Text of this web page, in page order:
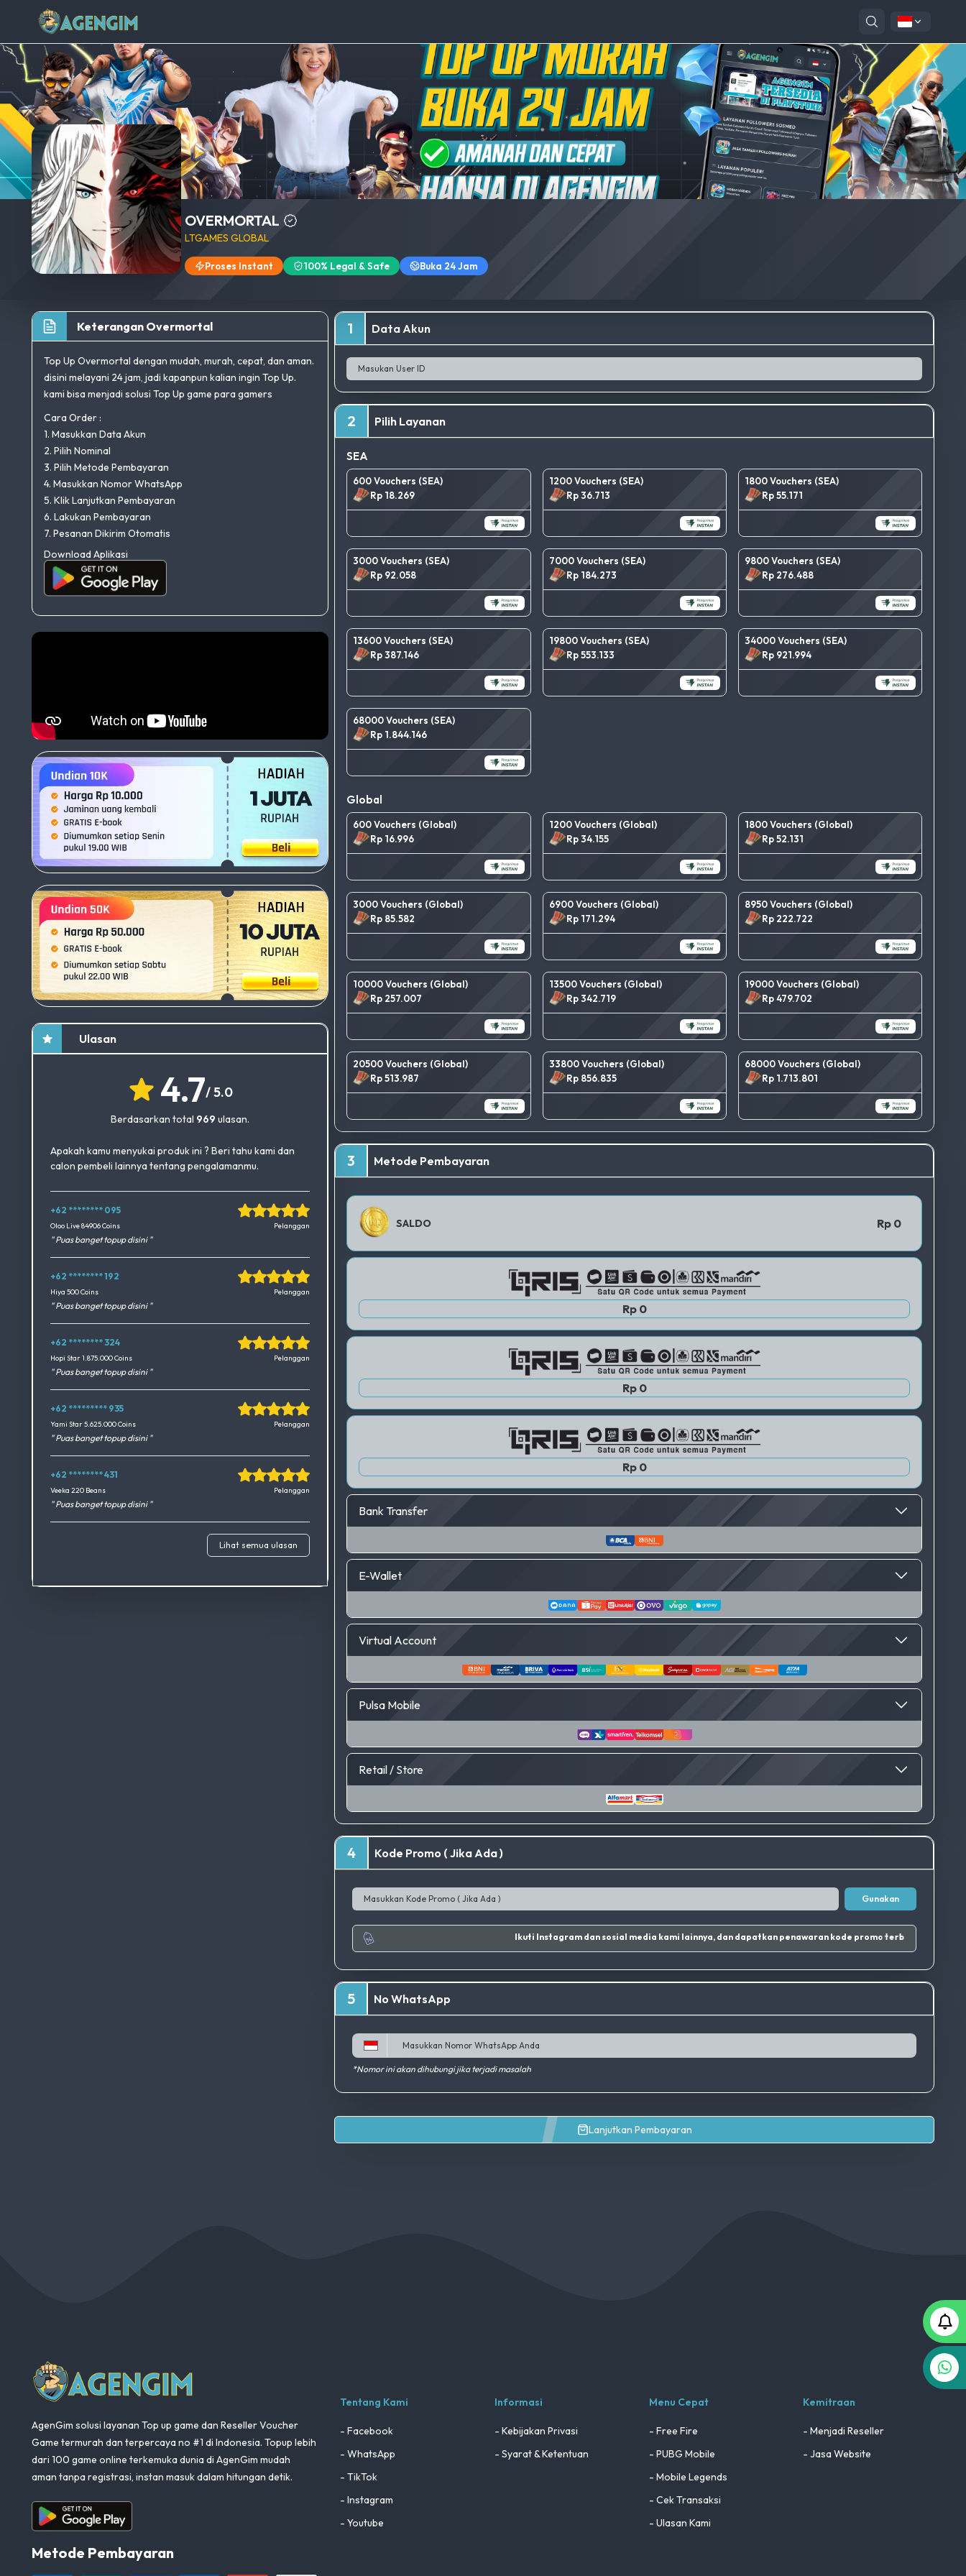
OVERMORTAL
LTGAMES GLOBAL
Proses Instant 100% Legal & Safe Buka 24 Jam
Keterangan Overmortal
Top Up Overmortal dengan mudah, murah, cepat, dan aman.
disini melayani 24 jam, jadi kapanpun kalian ingin Top Up.
kami bisa menjadi solusi Top Up game para gamers
Cara Order :
1. Masukkan Data Akun
2. Pilih Nominal
3. Pilih Metode Pembayaran
4. Masukkan Nomor WhatsApp
5. Klik Lanjutkan Pembayaran
6. Lakukan Pembayaran
7. Pesanan Dikirim Otomatis
Download Aplikasi
Ulasan
4.7/ 5.0
Berdasarkan total 969 ulasan.
Apakah kamu menyukai produk ini ? Beri tahu kami dan
calon pembeli lainnya tentang pengalamanmu.
+62 ******** 095
Okedimers Group INC
Oloo Live 84906 Coins Pelanggan
" Puas banget topup disini "
+62 ******** 192
Okedimers Group INC
Hiya 500 Coins Pelanggan
" Puas banget topup disini "
+62 ******** 324
Okedimers Group INC
Hopi Star 1.875.000 Coins Pelanggan
" Puas banget topup disini "
+62 ********* 935
Okedimers Group INC
Yami Star 5.625.000 Coins Pelanggan
" Puas banget topup disini "
+62 ******** 431
Okedimers Group INC
Veeka 220 Beans Pelanggan
" Puas banget topup disini "
Lihat semua ulasan
1 Data Akun
2 Pilih Layanan
SEA
600 Vouchers (SEA)
Rp 18.269
1200 Vouchers (SEA)
Rp 36.713
1800 Vouchers (SEA)
Rp 55.171
3000 Vouchers (SEA)
Rp 92.058
7000 Vouchers (SEA)
Rp 184.273
9800 Vouchers (SEA)
Rp 276.488
13600 Vouchers (SEA)
Rp 387.146
19800 Vouchers (SEA)
Rp 553.133
34000 Vouchers (SEA)
Rp 921.994
68000 Vouchers (SEA)
Rp 1.844.146
Global
600 Vouchers (Global)
Rp 16.996
1200 Vouchers (Global)
Rp 34.155
1800 Vouchers (Global)
Rp 52.131
3000 Vouchers (Global)
Rp 85.582
6900 Vouchers (Global)
Rp 171.294
8950 Vouchers (Global)
Rp 222.722
10000 Vouchers (Global)
Rp 257.007
13500 Vouchers (Global)
Rp 342.719
19000 Vouchers (Global)
Rp 479.702
20500 Vouchers (Global)
Rp 513.987
33800 Vouchers (Global)
Rp 856.835
68000 Vouchers (Global)
Rp 1.713.801
3 Metode Pembayaran
SALDO Rp 0
Rp 0
QRIS 1
Rp 0
QRIS 2
Rp 0
QRIS 3
Bank Transfer
E-Wallet
Virtual Account
Pulsa Mobile
Retail / Store
4 Kode Promo ( Jika Ada )
Gunakan
Ikuti Instagram dan sosial media kami lainnya, dan dapatkan penawaran kode promo terbaik. |
5 No WhatsApp
*Nomor ini akan dihubungi jika terjadi masalah
Lanjutkan Pembayaran
AgenGim
AgenGim solusi layanan Top up game dan Reseller Voucher
Game termurah dan terpercaya no #1 di Indonesia. Topup lebih
dari 100 game online terkemuka dunia di AgenGim mudah
aman tanpa registrasi, instan masuk dalam hitungan detik.
Aplikasi Android
Metode Pembayaran
Tentang Kami
- Facebook
- WhatsApp
- TikTok
- Instagram
- Youtube
Informasi
- Kebijakan Privasi
- Syarat & Ketentuan
Menu Cepat
- Free Fire
- PUBG Mobile
- Mobile Legends
- Cek Transaksi
- Ulasan Kami
Kemitraan
- Menjadi Reseller
- Jasa Website